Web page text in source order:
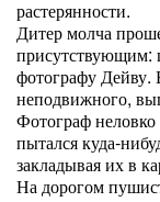
растерянности.
Дитер молча
присутствующим:
фотографу Дейву.
неподвижного,
Фотограф неловко
пытался куда-
закладывая их в
На дорогом